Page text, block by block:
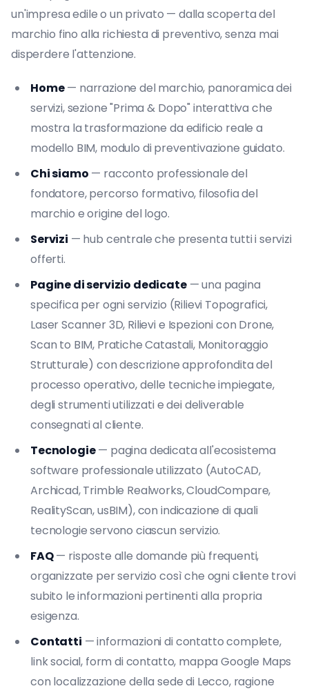
un'impresa edile o un privato — dalla scoperta del
marchio fino alla richiesta di preventivo, senza mai
disperdere l'attenzione.
Home— narrazione del marchio, panoramica dei
servizi, sezione "Prima & Dopo" interattiva che
mostra la trasformazione da edificio reale a
modello BIM, modulo di preventivazione guidato.
Chi siamo — racconto professionale del
fondatore, percorso formativo, filosofia del
marchio e origine del logo.
Servizi — hub centrale che presenta tutti i servizi
offerti.
Pagine di servizio dedicate— una pagina
specifica per ogni servizio (Rilievi Topografici,
Laser Scanner 3D, Rilievi e Ispezioni con Drone,
Scan to BIM, Pratiche Catastali, Monitoraggio
Strutturale) con descrizione approfondita del
processo operativo, delle tecniche impiegate,
degli strumenti utilizzati e dei deliverable
consegnati al cliente.
Tecnologie— pagina dedicata all'ecosistema
software professionale utilizzato (AutoCAD,
Archicad, Trimble Realworks, CloudCompare,
RealityScan, usBIM), con indicazione di quali
tecnologie servono ciascun servizio.
FAQ— risposte alle domande più frequenti,
organizzate per servizio così che ogni cliente trovi
subito le informazioni pertinenti alla propria
esigenza.
Contatti — informazioni di contatto complete,
link social, form di contatto, mappa Google Maps
con localizzazione della sede di Lecco, ragione